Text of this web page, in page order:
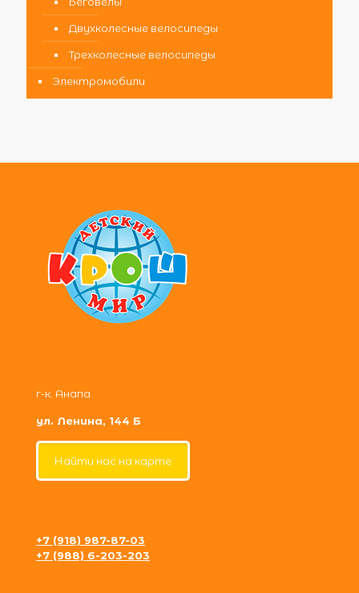
Двухколесные велосипеды
Трехколесные велосипеды
Электромобили
г-к. Анапа
ул. Ленина, 144 Б
Найти нас на карте
+7 (918) 987-87-03
+7 (988) 6-203-203